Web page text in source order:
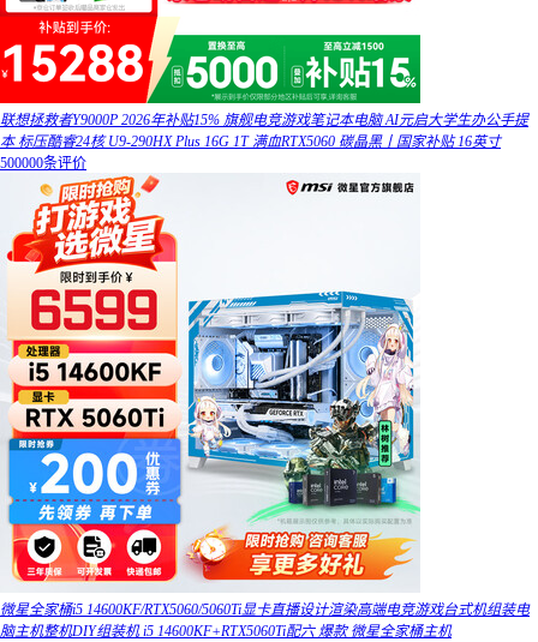
联想拯救者Y9000P 2026年补贴15% 旗舰电竞游戏笔记本电脑 AI元启大学生办公手提
本 标压酷睿24核 U9-290HX Plus 16G 1T 满血RTX5060 碳晶黑丨国家补贴 16英寸
500000条评价
微星全家桶i5 14600KF/RTX5060/5060Ti显卡直播设计渲染高端电竞游戏台式机组装电
脑主机整机DIY组装机 i5 14600KF+RTX5060Ti配六 爆款 微星全家桶主机